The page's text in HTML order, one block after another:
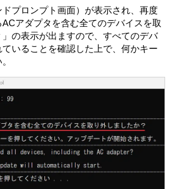
キュメント等で定める場合を除き、許
一部またはその構成部分を許諾ソフト
て使用しないものとします。
フトウェアを用いて、VAIOまたは第
利を侵害する行為を行ってはならな
フトウェアに付されている商標また
。
の使用に伴い、許諾ソフトウェアが自
ウェアで用いるためのデータファイル
あります。この場合、当該データファ
ェアと看做されるものとします。
プロンプト画面）が表示され、再度
ACアダプタを含む全てのデバイスを取
」の表示が出ますので、すべてのデバ
いることを確認した上で、何かキー